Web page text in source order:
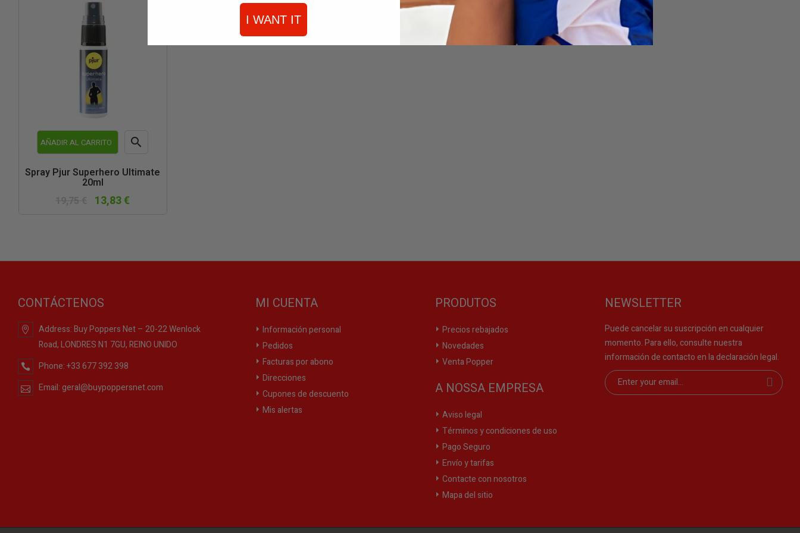
AÑADIR AL CARRITO 
Spray Pjur Superhero Ultimate
20ml
13,83 €
CONTÁCTENOS
Address:Buy Poppers Net – 20-22 Wenlock
Road, LONDRES N1 7GU, REINO UNIDO
Phone:+33 677 392 398
Email: geral@buypoppersnet.com
MI CUENTA
Información personal
Pedidos
Facturas por abono
Direcciones
Cupones de descuento
Mis alertas
PRODUTOS
Precios rebajados
Novedades
Venta Popper
A NOSSA EMPRESA
Aviso legal
Términos y condiciones de uso
Pago Seguro
Envío y tarifas
Contacte con nosotros
Mapa del sitio
NEWSLETTER
Puede cancelar su suscripción en cualquier
momento. Para ello, consulte nuestra
información de contacto en la declaración legal.
I WANT IT